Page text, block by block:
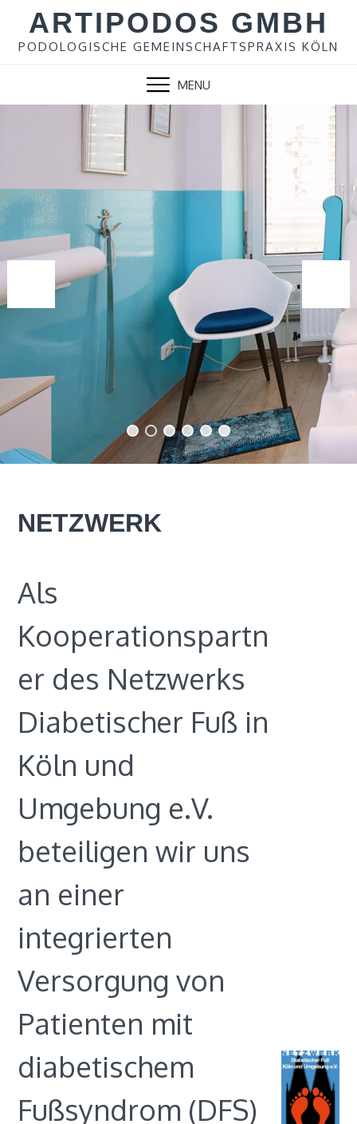
content
ARTIPODOS GMBH
PODOLOGISCHE GEMEINSCHAFTSPRAXIS KÖLN
MENU
NETZWERK
Als
Kooperationspartn
er des Netzwerks
Diabetischer Fuß in
Köln und
Umgebung e.V.
beteiligen wir uns
an einer
integrierten
Versorgung von
Patienten mit
diabetischem
Fußsyndrom (DFS)